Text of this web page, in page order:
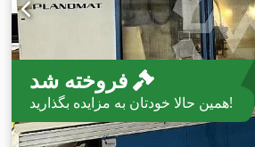
همین حالا خودتان به مزایده بگذارید!